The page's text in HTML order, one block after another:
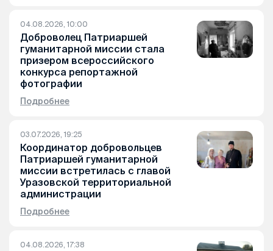
04.08.2026, 10:00
Доброволец Патриаршей
гуманитарной миссии стала
призером всероссийского
конкурса репортажной
фотографии
Подробнее
03.07.2026, 19:25
Координатор добровольцев
Патриаршей гуманитарной
миссии встретилась с главой
Уразовской территориальной
администрации
Подробнее
04.08.2026, 17:38